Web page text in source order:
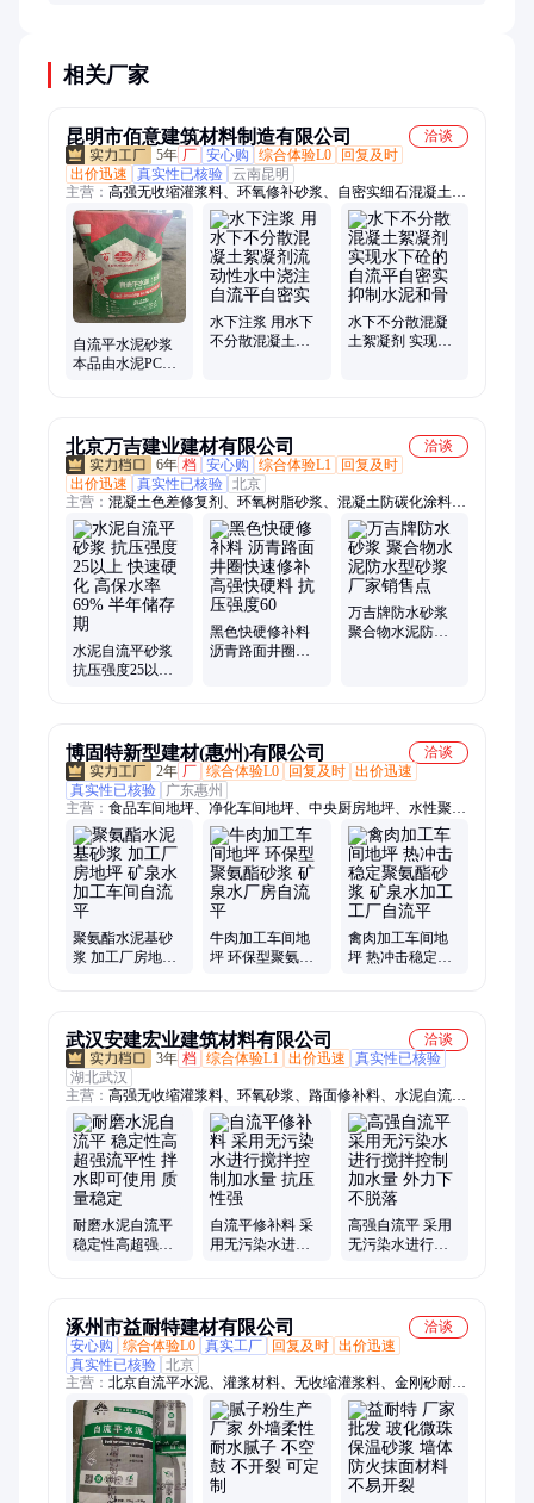
相关厂家
昆明市佰意建筑材料制造有限公司
洽谈
5年 厂 安心购 综合体验L0
回复及时
出价迅速
真实性已核验 云南昆明
主营： 高强无收缩灌浆料、环氧修补砂浆、自密实细石混凝土、
高效减水剂、自流平水泥砂浆、抗渗防水剂、防水涂料、聚合物
防水抗裂砂浆、聚合物水泥砂浆、水下不抗分散混凝土剂、高延
性混凝土、混凝土膨胀剂、路面快速修补砂浆、速凝剂、混凝土
早强剂、混凝土防腐阻锈剂、混凝土色差修复剂、桥梁支座灌浆
料、环氧树脂、铝酸盐无机防腐砂浆、隧道微膨胀注浆料、混凝
土保护剂、金刚砂耐磨材料、防静电不发火砂浆、结构立面修补
砂浆
自流平水泥砂浆
本品由水泥PC组
水下注浆 用水下
不分散混凝土絮
水下不分散混凝
土絮凝剂 实现水
北京万吉建业建材有限公司
洽谈
6年 档 安心购 综合体验L1
回复及时
出价迅速
真实性已核验 北京
主营： 混凝土色差修复剂、环氧树脂砂浆、混凝土防碳化涂料、
聚合物防水防腐砂浆、聚合物防水砂浆、高分子防水益胶泥、水
泥自流平砂浆、聚合物水泥浆、灌浆料、环氧树脂胶泥、混凝土
界面剂、聚合物加固砂浆、环氧界面胶、不发火防静电砂浆、混
凝土保护剂、混凝土色差调整剂、丙乳砂浆、铝酸盐无机防腐砂
浆、环氧粘钢胶、环氧植筋胶、道路修补料、环氧乳液砂浆、空
鼓胶、起砂处理剂、环氧灌浆料
水泥自流平砂浆
抗压强度25以上
黑色快硬修补料
沥青路面井圈快
万吉牌防水砂浆
聚合物水泥防水
博固特新型建材(惠州)有限公司
洽谈
2年 厂 综合体验L0 回复及时 出价迅速
真实性已核验
广东惠州
主营： 食品车间地坪、净化车间地坪、中央厨房地坪、水性聚氨
酯砂浆地面、聚氨酯彩砂自流平涂层、薄型聚氨酯自流平地面、
高性能聚氨酯自流平层、水性聚氨酯彩砂地面、薄涂聚氨酯自流
平系统、标准聚氨酯自流平涂料、高性能水性聚氨酯地面、防静
电聚氨酯自流平地、耐腐蚀地坪、耐酸碱地坪、糖果车间地坪、
洁净车间地坪、防静电聚氨酯地坪、耐用地坪、防静电聚氨酯砂
浆涂层、标准型聚氨酯地坪涂料、防静电聚氨酯砂浆地面、聚氨
酯树脂防滑地板、树脂抗滑耐磨地坪、楼梯专用耐磨地坪、工业
聚氨酯水泥基砂
浆 加工厂房地坪
牛肉加工车间地
坪 环保型聚氨酯
禽肉加工车间地
坪 热冲击稳定聚
武汉安建宏业建筑材料有限公司
洽谈
3年 档 综合体验L1 出价迅速
真实性已核验
湖北武汉
主营： 高强无收缩灌浆料、环氧砂浆、路面修补料、水泥自流
平、抢修料
耐磨水泥自流平
稳定性高超强流
自流平修补料 采
用无污染水进行
高强自流平 采用
无污染水进行搅
涿州市益耐特建材有限公司
洽谈
安心购
综合体验L0 真实工厂 回复及时 出价迅速
真实性已核验 北京
主营： 北京自流平水泥、灌浆材料、无收缩灌浆料、金刚砂耐磨
硬化剂